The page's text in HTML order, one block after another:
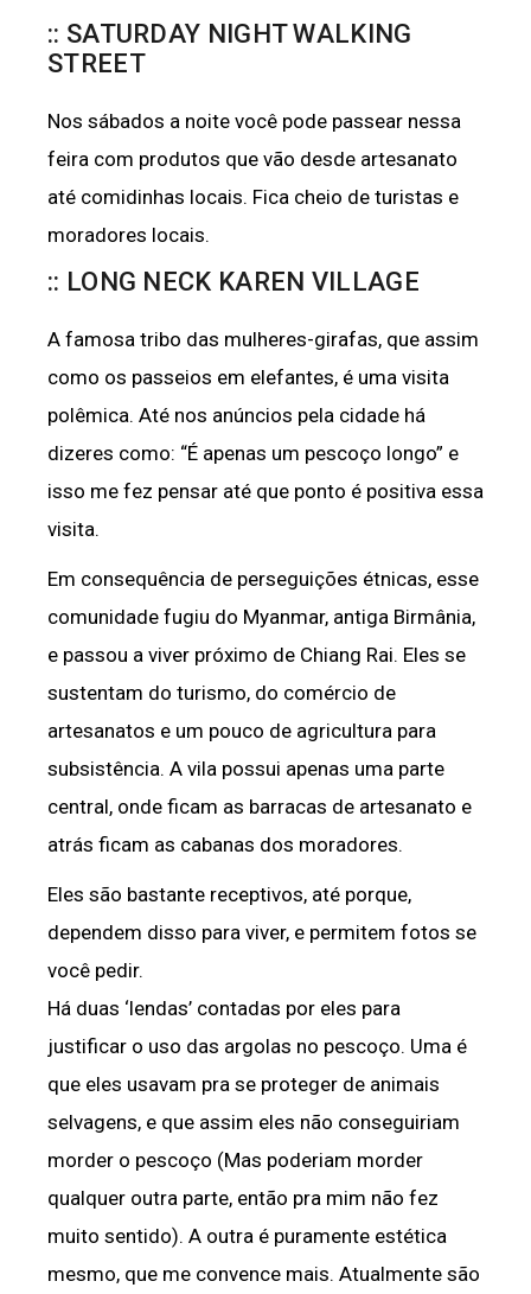
:: SATURDAY NIGHT WALKING
STREET
Nos sábados a noite você pode passear nessa
feira com produtos que vão desde artesanato
até comidinhas locais. Fica cheio de turistas e
moradores locais.
:: LONG NECK KAREN VILLAGE
A famosa tribo das mulheres-girafas, que assim
como os passeios em elefantes, é uma visita
polêmica. Até nos anúncios pela cidade há
dizeres como: “É apenas um pescoço longo” e
isso me fez pensar até que ponto é positiva essa
visita.
Em consequência de perseguições étnicas, esse
comunidade fugiu do Myanmar, antiga Birmânia,
e passou a viver próximo de Chiang Rai. Eles se
sustentam do turismo, do comércio de
artesanatos e um pouco de agricultura para
subsistência. A vila possui apenas uma parte
central, onde ficam as barracas de artesanato e
atrás ficam as cabanas dos moradores.
Eles são bastante receptivos, até porque,
dependem disso para viver, e permitem fotos se
você pedir.
Há duas ‘lendas’ contadas por eles para
justificar o uso das argolas no pescoço. Uma é
que eles usavam pra se proteger de animais
selvagens, e que assim eles não conseguiriam
morder o pescoço (Mas poderiam morder
qualquer outra parte, então pra mim não fez
muito sentido). A outra é puramente estética
mesmo, que me convence mais. Atualmente são